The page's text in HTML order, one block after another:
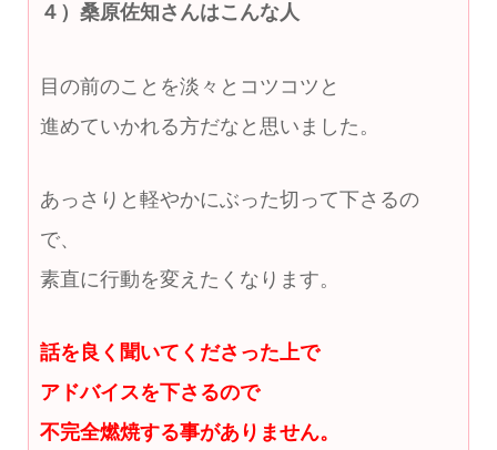
４）桑原佐知さんはこんな人
目の前のことを淡々とコツコツと
進めていかれる方だなと思いました。
あっさりと軽やかにぶった切って下さるの
で、
素直に行動を変えたくなります。
話を良く聞いてくださった上で
アドバイスを下さるので
不完全燃焼する事がありません。